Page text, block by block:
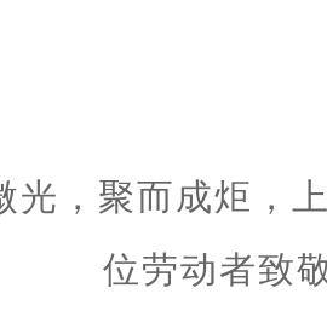
光，聚而成炬，
位劳动者致